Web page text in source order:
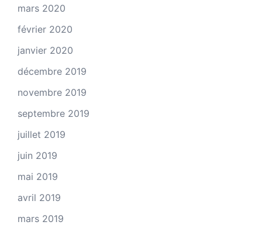
mars 2020
février 2020
janvier 2020
décembre 2019
novembre 2019
septembre 2019
juillet 2019
juin 2019
mai 2019
avril 2019
mars 2019